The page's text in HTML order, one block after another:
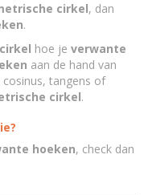
cirkel, dan
.
hoe je verwante
aan de hand van
cosinus, tangens of
cirkel.
hoeken, check dan